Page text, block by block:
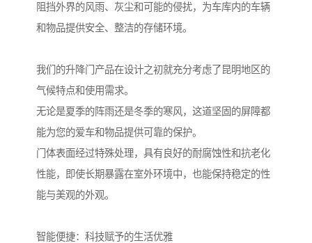
阻挡外界的风雨、灰尘和可能的侵扰，为车库内的车辆
和物品提供安全、整洁的存储环境。
我们的升降门产品在设计之初就充分考虑了昆明地区的
气候特点和使用需求。
无论是夏季的阵雨还是冬季的寒风，这道坚固的屏障都
能为您的爱车和物品提供可靠的保护。
门体表面经过特殊处理，具有良好的耐腐蚀性和抗老化
性能，即使长期暴露在室外环境中，也能保持稳定的性
能与美观的外观。
智能便捷：科技赋予的生活优雅